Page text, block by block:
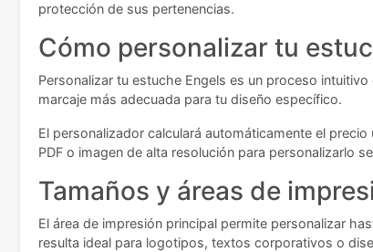
protección de sus pertenencias.
Cómo personalizar tu
Personalizar tu estuche Engels es un proceso
marcaje más adecuada para tu diseño específico.
El personalizador calculará automáticamente el
PDF o imagen de alta resolución para personalizarlo
Tamaños y áreas de
El área de impresión principal permite personalizar
resulta ideal para logotipos, textos corporativos o